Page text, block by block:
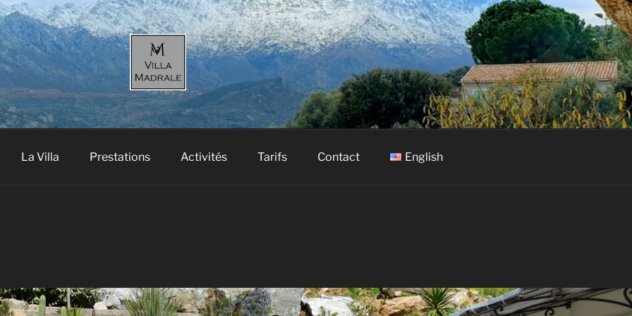
l’Ile-Rousse en Balagne
La Villa Prestations Activités Tarifs Contact English